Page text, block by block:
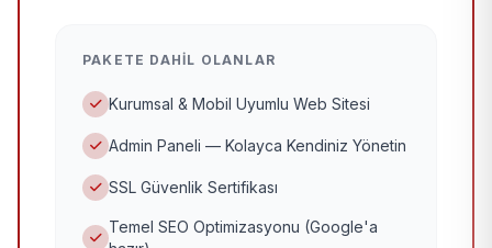
PAKETE DAHIL OLANLAR
Kurumsal & Mobil Uyumlu Web Sitesi
Admin Paneli — Kolayca Kendiniz Yönetin
SSL Güvenlik Sertifikası
Temel SEO Optimizasyonu (Google'a